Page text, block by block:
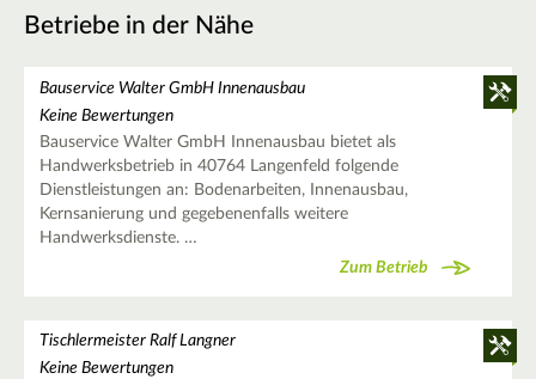
Betriebe in der Nähe
Bauservice Walter GmbH Innenausbau
Keine Bewertungen
Bauservice Walter GmbH Innenausbau bietet als
Handwerksbetrieb in 40764 Langenfeld folgende
Dienstleistungen an: Bodenarbeiten, Innenausbau,
Kernsanierung und gegebenenfalls weitere
Handwerksdienste. …
Zum Betrieb
Tischlermeister Ralf Langner
Keine Bewertungen